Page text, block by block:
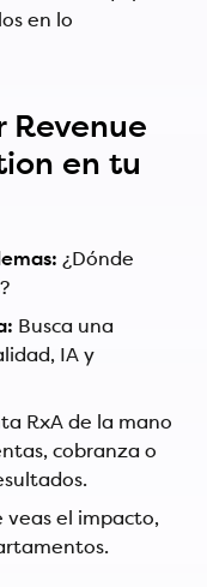
en lo
Revenue
en tu
¿Dónde
Busca una
IA y
RxA de la mano
cobranza o
veas el impacto,